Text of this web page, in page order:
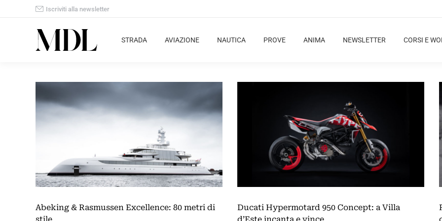
Iscriviti alla newsletter
STRADA AVIAZIONE NAUTICA PROVE ANIMA NEWSLETTER CORSI E
Abeking & Rasmussen Excellence: 80 metri di
Ducati Hypermotard 950 Concept: a Villa